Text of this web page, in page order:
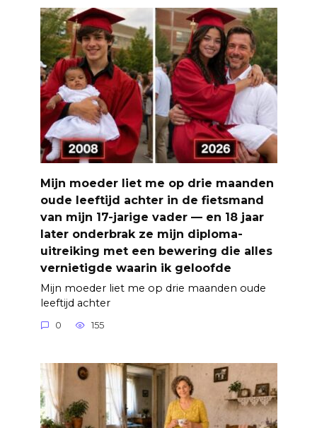
Mijn moeder liet me op drie maanden
oude leeftijd achter in de fietsmand
van mijn 17-jarige vader — en 18 jaar
later onderbrak ze mijn diploma-
uitreiking met een bewering die alles
vernietigde waarin ik geloofde
Mijn moeder liet me op drie maanden oude
leeftijd achter
0 155